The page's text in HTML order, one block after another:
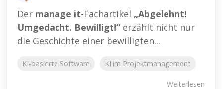
Der manage it-Fachartikel „Abgelehnt!
Umgedacht. Bewilligt!“ erzählt nicht nur
die Geschichte einer bewilligten...
KI-basierte Software KI im Projektmanagement
Weiterlesen